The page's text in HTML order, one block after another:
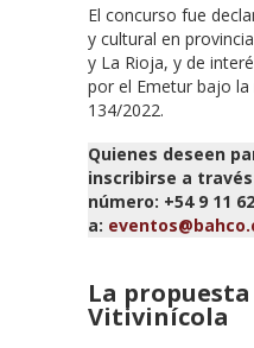
El concurso fue
y cultural en
y La Rioja, y de
por el Emetur bajo
134/2022.
Quienes deseen
inscribirse a
número: +54 9 11
a:
La
Vitivinícola